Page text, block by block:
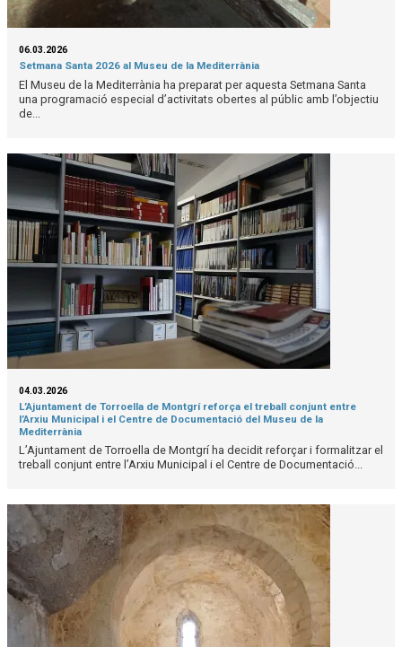
06.03.2026
Setmana Santa 2026 al Museu de la Mediterrània
El Museu de la Mediterrània ha preparat per aquesta Setmana Santa
una programació especial d’activitats obertes al públic amb l’objectiu
de...
04.03.2026
L’Ajuntament de Torroella de Montgrí reforça el treball conjunt entre
l’Arxiu Municipal i el Centre de Documentació del Museu de la
Mediterrània
L’Ajuntament de Torroella de Montgrí ha decidit reforçar i formalitzar el
treball conjunt entre l’Arxiu Municipal i el Centre de Documentació...